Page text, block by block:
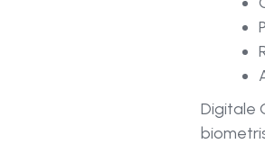
Digitale